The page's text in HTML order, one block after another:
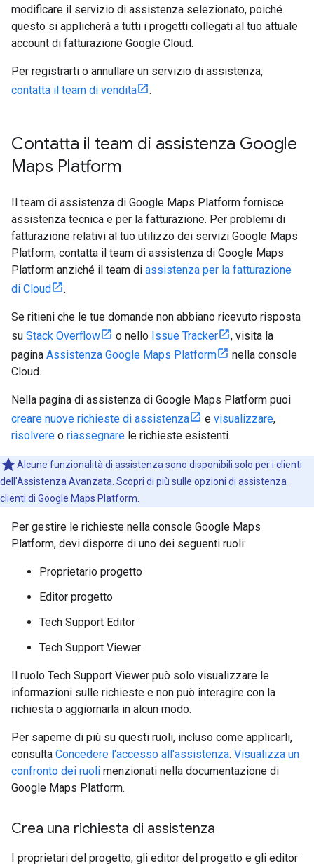
modificare il servizio di assistenza selezionato, poiché
questo si applicherà a tutti i progetti collegati al tuo attuale
account di fatturazione Google Cloud.
Per registrarti o annullare un servizio di assistenza,
contatta il team di vendita
.
Contatta il team di assistenza Google
Maps Platform
Il team di assistenza di Google Maps Platform fornisce
assistenza tecnica e per la fatturazione. Per problemi di
fatturazione relativi al tuo utilizzo dei servizi Google Maps
Platform, contatta il team di assistenza di Google Maps
Platform anziché il team di assistenza per la fatturazione
di Cloud
.
Se ritieni che le tue domande non abbiano ricevuto risposta
su Stack Overflow o nello Issue Tracker
, visita la
pagina Assistenza Google Maps Platform
nella console
Cloud.
Nella pagina di assistenza di Google Maps Platform puoi
creare nuove richieste di assistenza
e visualizzare,
risolvere o riassegnare le richieste esistenti.
Alcune funzionalità di assistenza sono disponibili solo per i clienti
dell'Assistenza Avanzata . Scopri di più sulle opzioni di assistenza
clienti di Google Maps Platform
Per gestire le richieste nella console Google Maps
Platform, devi disporre di uno dei seguenti ruoli:
Proprietario progetto
Editor progetto
Tech Support Editor
Tech Support Viewer
Il ruolo Tech Support Viewer può solo visualizzare le
informazioni sulle richieste e non può interagire con la
richiesta o aggiornarla in alcun modo.
Per saperne di più su questi ruoli, incluso come applicarli,
consulta Concedere l'accesso all'assistenza. Visualizza un
confronto dei ruoli menzionati nella documentazione di
Google Maps Platform.
Crea una richiesta di assistenza
I proprietari del progetto, gli editor del progetto e gli editor